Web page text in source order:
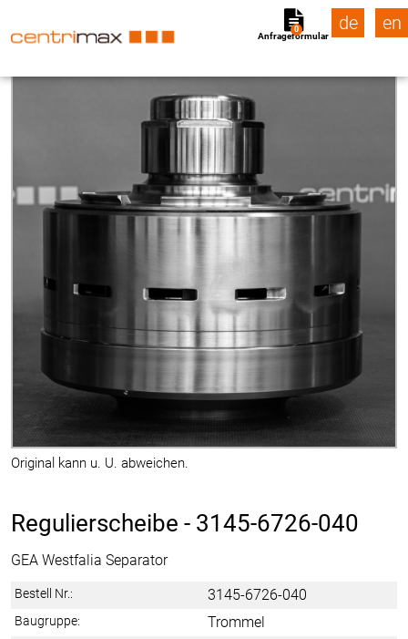
Anfrageformular
0 de en
Original kann u. U. abweichen.
Regulierscheibe - 3145-6726-040
GEA Westfalia Separator
Bestell Nr.: 3145-6726-040
Baugruppe: Trommel